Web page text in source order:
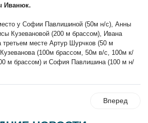
Иванюк.
у Софии Павлишиной (50м н/с), Анны
Кузевановой (200 м брассом), Ивана
месте Артур Шурчков (50 м
(100м брассом, 50м в/с, 100м к/
м брассом) и София Павлишина (100 м н/
Вперед